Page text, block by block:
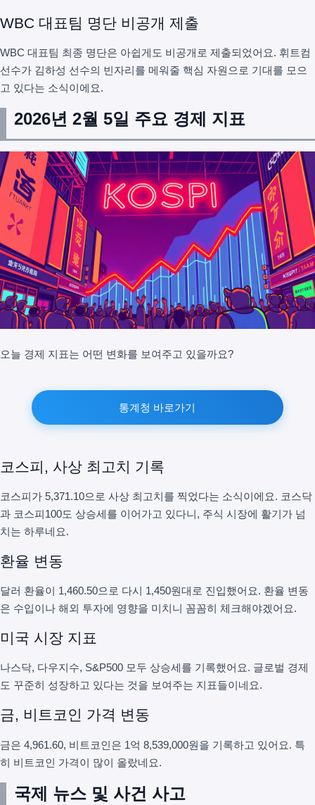
WBC 대표팀 명단 비공개 제출
WBC 대표팀 최종 명단은 아쉽게도 비공개로 제출되었어요. 휘트컴
선수가 김하성 선수의 빈자리를 메워줄 핵심 자원으로 기대를 모으
고 있다는 소식이에요.
2026년 2월 5일 주요 경제 지표
오늘 경제 지표는 어떤 변화를 보여주고 있을까요?
통계청 바로가기
코스피, 사상 최고치 기록
코스피가 5,371.10으로 사상 최고치를 찍었다는 소식이에요. 코스닥
과 코스피100도 상승세를 이어가고 있다니, 주식 시장에 활기가 넘
치는 하루네요.
환율 변동
달러 환율이 1,460.50으로 다시 1,450원대로 진입했어요. 환율 변동
은 수입이나 해외 투자에 영향을 미치니 꼼꼼히 체크해야겠어요.
미국 시장 지표
나스닥, 다우지수, S&P500 모두 상승세를 기록했어요. 글로벌 경제
도 꾸준히 성장하고 있다는 것을 보여주는 지표들이네요.
금, 비트코인 가격 변동
금은 4,961.60, 비트코인은 1억 8,539,000원을 기록하고 있어요. 특
히 비트코인 가격이 많이 올랐네요.
국제 뉴스 및 사건 사고